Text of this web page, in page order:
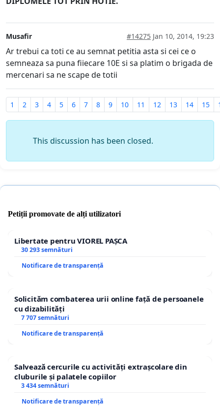
Musafir #14275 Jan 10, 2014, 19:23
Ar trebui ca toti ce au semnat petitia asta si cei ce o
semneaza sa puna fiiecare 10E si sa platim o brigada de
mercenari sa ne scape de totii
1 2 3 4 5 6 7 8 9 10 11 12 13 14 15
This discussion has been closed.
Petiții promovate de alți utilizatori
Libertate pentru VIOREL PAȘCA
30 293 semnături
Notificare de transparență
Solicităm combaterea urii online față de persoanele
cu dizabilități
7 707 semnături
Notificare de transparență
Salvează cercurile cu activități extrașcolare din
cluburile și palatele copiilor
3 434 semnături
Notificare de transparență